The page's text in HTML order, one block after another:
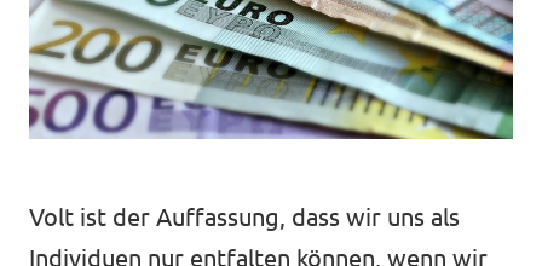
Hochspannung - powered by Volt - Podcast
Leichte Sprache
Volt ist der Auffassung, dass wir uns als
Individuen nur entfalten können, wenn wir